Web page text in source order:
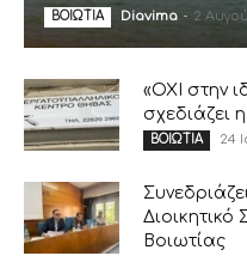
ΒΟΙΩΤΙΑ Diavima - 2
«ΟΧΙ στην
σχεδιάζει
ΒΟΙΩΤΙΑ 24
Διοικητικό
Βοιωτίας